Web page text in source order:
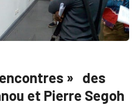
» des
et Pierre Segoh